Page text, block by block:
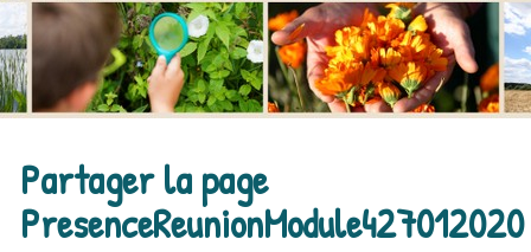
Partager la page
PresenceReunionModule427012020